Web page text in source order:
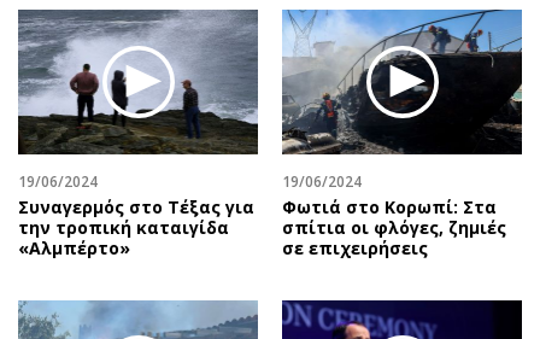
19/06/2024
Συναγερμός στο Τέξας για
την τροπική καταιγίδα
«Αλμπέρτο»
19/06/2024
Φωτιά στο Κορωπί: Στα
σπίτια οι φλόγες, ζημιές
σε επιχειρήσεις